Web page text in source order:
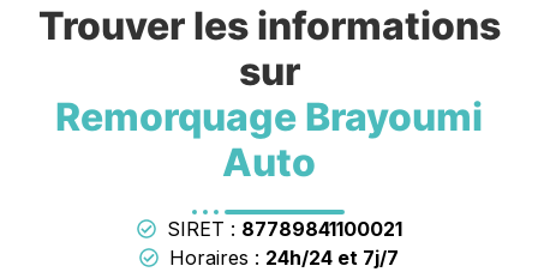
Trouver les informations
sur
Remorquage Brayoumi
Auto
SIRET : 87789841100021
Horaires : 24h/24 et 7j/7